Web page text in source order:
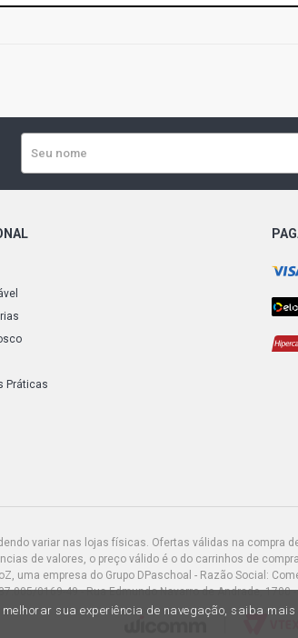
Práticas
variar nas lojas físicas. Ofertas válidas na
de valores, o preço válido é o do carrinhos de
uma empresa do Grupo DPaschoal - Razão Social:
0169-49 - Rua Edmundo Navarro de Andrade, 1700
sua experiência de navegação, saiba mais